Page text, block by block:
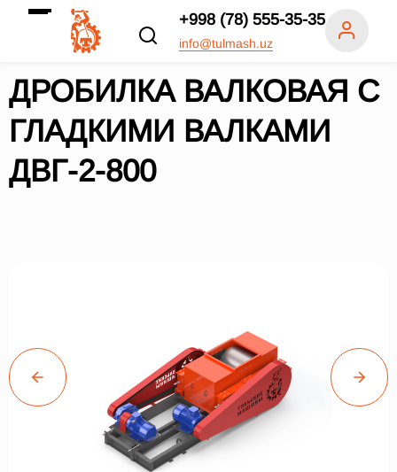
+998 (78) 555-35-35
info@tulmash.uz
ДРОБИЛКА ВАЛКОВАЯ С
ГЛАДКИМИ ВАЛКАМИ
ДВГ-2-800